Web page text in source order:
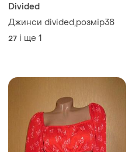
Divided
Джинси divided,розмір38
27 і ще 1